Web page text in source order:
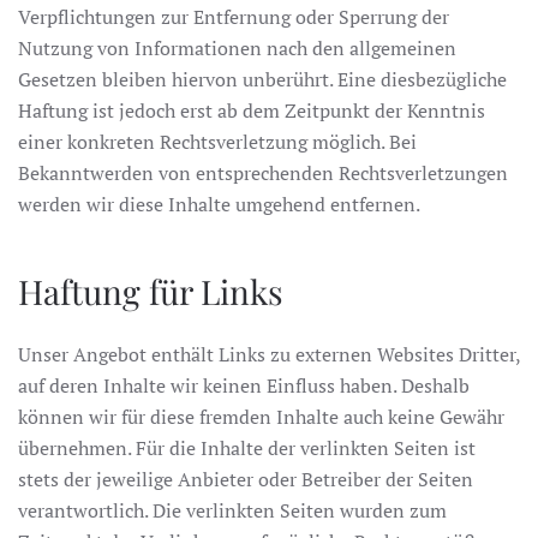
Verpflichtungen zur Entfernung oder Sperrung der
Nutzung von Informationen nach den allgemeinen
Gesetzen bleiben hiervon unberührt. Eine diesbezügliche
Haftung ist jedoch erst ab dem Zeitpunkt der Kenntnis
einer konkreten Rechtsverletzung möglich. Bei
Bekanntwerden von entsprechenden Rechtsverletzungen
werden wir diese Inhalte umgehend entfernen.
Haftung für Links
Unser Angebot enthält Links zu externen Websites Dritter,
auf deren Inhalte wir keinen Einfluss haben. Deshalb
können wir für diese fremden Inhalte auch keine Gewähr
übernehmen. Für die Inhalte der verlinkten Seiten ist
stets der jeweilige Anbieter oder Betreiber der Seiten
verantwortlich. Die verlinkten Seiten wurden zum